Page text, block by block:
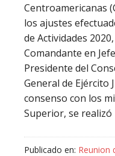
Centroamericanas
los ajustes
de Actividades
Comandante en
Presidente del
General de Ejército
consenso con los
Superior, se
Publicado en: Reunion